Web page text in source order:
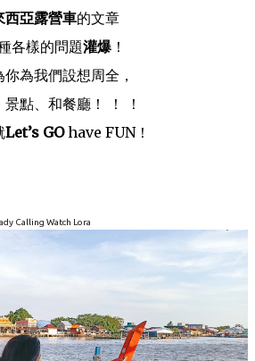
西亞露營車的文章
各樣的問題灌爆 ！
你為我們設想周全，
點、和餐廳！ ！ ！
Let’s GOhave FUN！
Calling Watch Lora